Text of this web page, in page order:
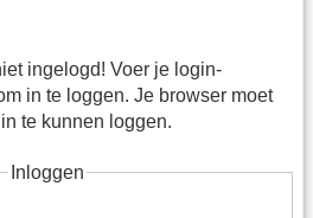
ingelogd! Voer je login-
in te loggen. Je browser moet
te kunnen loggen.
Inloggen